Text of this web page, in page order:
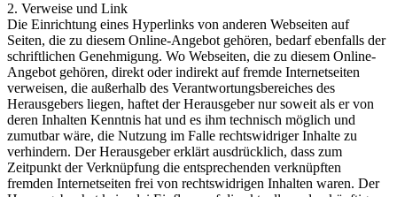
2. Verweise und Link
Die Einrichtung eines Hyperlinks von anderen Webseiten auf
Seiten, die zu diesem Online-Angebot gehören, bedarf ebenfalls der
schriftlichen Genehmigung. Wo Webseiten, die zu diesem Online-
Angebot gehören, direkt oder indirekt auf fremde Internetseiten
verweisen, die außerhalb des Verantwortungsbereiches des
Herausgebers liegen, haftet der Herausgeber nur soweit als er von
deren Inhalten Kenntnis hat und es ihm technisch möglich und
zumutbar wäre, die Nutzung im Falle rechtswidriger Inhalte zu
verhindern. Der Herausgeber erklärt ausdrücklich, dass zum
Zeitpunkt der Verknüpfung die entsprechenden verknüpften
fremden Internetseiten frei von rechtswidrigen Inhalten waren. Der